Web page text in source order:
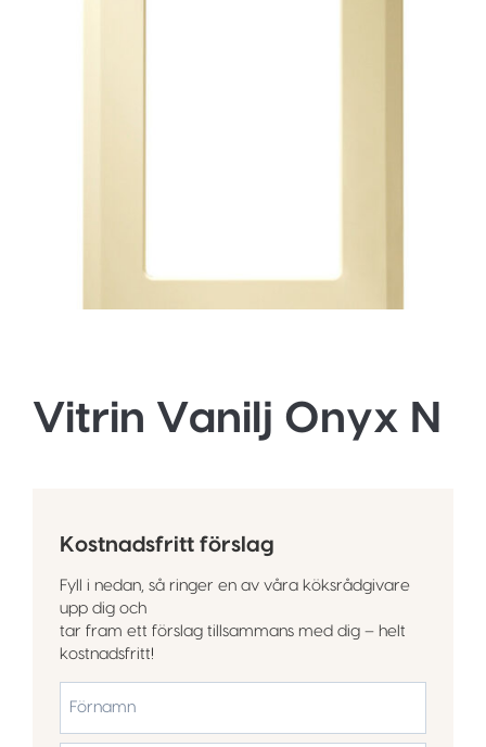
Vitrin Vanilj Onyx N
Kostnadsfritt förslag
Fyll i nedan, så ringer en av våra köksrådgivare
upp dig och
tar fram ett förslag tillsammans med dig – helt
kostnadsfritt!